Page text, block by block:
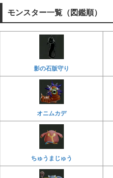
モンスター一覧（図鑑順）
影の石版守り
オニムカデ
ちゅうまじゅう